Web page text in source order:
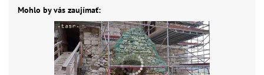
Mohlo by vás zaujímať: